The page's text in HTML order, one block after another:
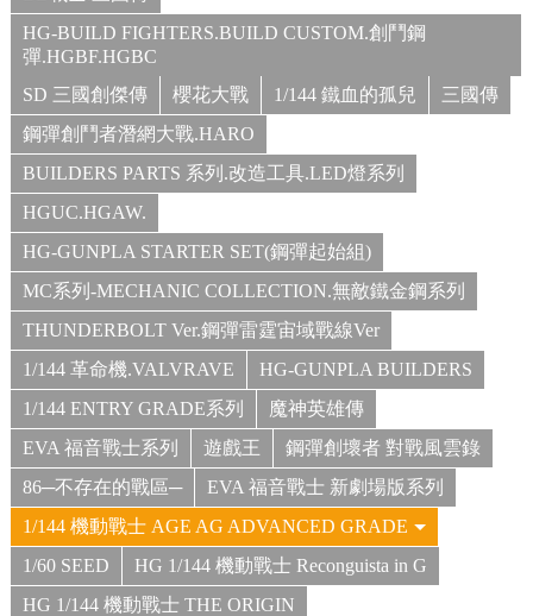
HG-BUILD FIGHTERS.BUILD CUSTOM.創鬥鋼
彈.HGBF.HGBC
SD 三國創傑傳
櫻花大戰 1/144 鐵血的孤兒
三國傳
鋼彈創鬥者潛網大戰.HARO
BUILDERS PARTS 系列.改造工具.LED燈系列
HGUC.HGAW.
HG-GUNPLA STARTER SET(鋼彈起始組)
MC系列-MECHANIC COLLECTION.無敵鐵金鋼系列
THUNDERBOLT Ver.鋼彈雷霆宙域戰線Ver
1/144 革命機.VALVRAVE
HG-GUNPLA BUILDERS
1/144 ENTRY GRADE系列
魔神英雄傳
EVA 福音戰士系列
遊戲王
鋼彈創壞者 對戰風雲錄
86─不存在的戰區─
EVA 福音戰士 新劇場版系列
1/144 機動戰士 AGE AG ADVANCED GRADE
1/60 SEED
HG 1/144 機動戰士 Reconguista in G
HG 1/144 機動戰士 THE ORIGIN